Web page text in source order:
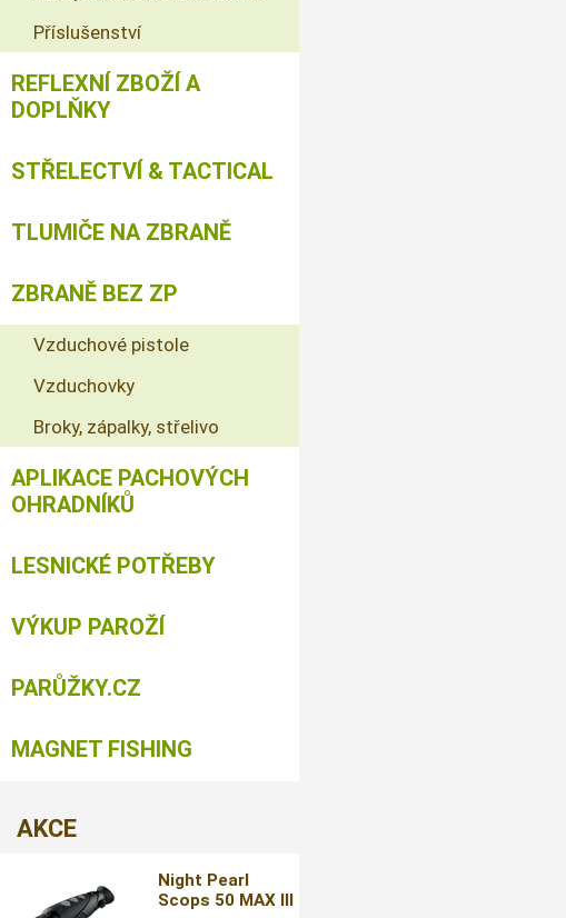
Příslušenství
REFLEXNÍ ZBOŽÍ A
DOPLŇKY
STŘELECTVÍ & TACTICAL
TLUMIČE NA ZBRANĚ
ZBRANĚ BEZ ZP
Vzduchové pistole
Vzduchovky
Broky, zápalky, střelivo
APLIKACE PACHOVÝCH
OHRADNÍKŮ
LESNICKÉ POTŘEBY
VÝKUP PAROŽÍ
PARŮŽKY.CZ
MAGNET FISHING
AKCE
Night Pearl
Scops 50 MAX III